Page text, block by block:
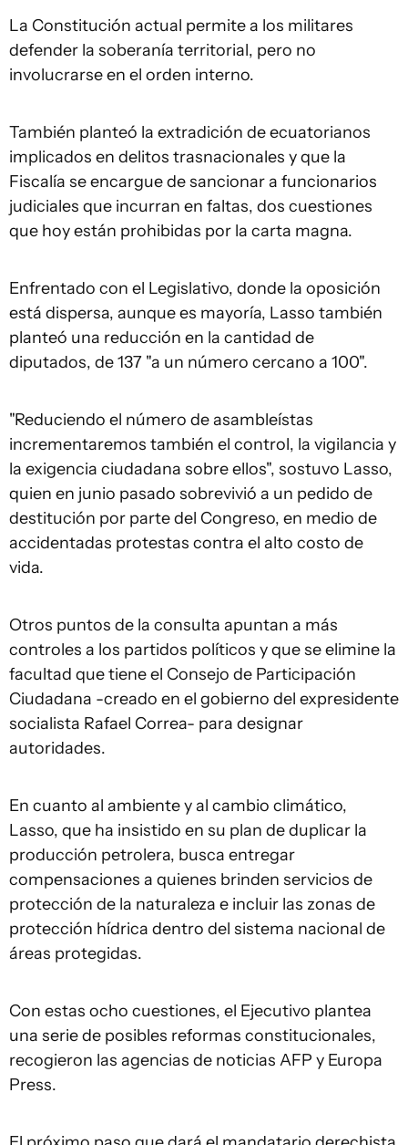
La Constitución actual permite a los militares
defender la soberanía territorial, pero no
involucrarse en el orden interno.
También planteó la extradición de ecuatorianos
implicados en delitos trasnacionales y que la
Fiscalía se encargue de sancionar a funcionarios
judiciales que incurran en faltas, dos cuestiones
que hoy están prohibidas por la carta magna.
Enfrentado con el Legislativo, donde la oposición
está dispersa, aunque es mayoría, Lasso también
planteó una reducción en la cantidad de
diputados, de 137 "a un número cercano a 100".
"Reduciendo el número de asambleístas
incrementaremos también el control, la vigilancia y
la exigencia ciudadana sobre ellos", sostuvo Lasso,
quien en junio pasado sobrevivió a un pedido de
destitución por parte del Congreso, en medio de
accidentadas protestas contra el alto costo de
vida.
Otros puntos de la consulta apuntan a más
controles a los partidos políticos y que se elimine la
facultad que tiene el Consejo de Participación
Ciudadana -creado en el gobierno del expresidente
socialista Rafael Correa- para designar
autoridades.
En cuanto al ambiente y al cambio climático,
Lasso, que ha insistido en su plan de duplicar la
producción petrolera, busca entregar
compensaciones a quienes brinden servicios de
protección de la naturaleza e incluir las zonas de
protección hídrica dentro del sistema nacional de
áreas protegidas.
Con estas ocho cuestiones, el Ejecutivo plantea
una serie de posibles reformas constitucionales,
recogieron las agencias de noticias AFP y Europa
Press.